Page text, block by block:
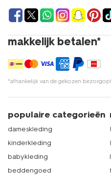
makkelijk betalen*
*afhankelijk van de gekozen
populaire categorieën
dameskleding
kinderkleding
babykleding
beddengoed